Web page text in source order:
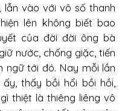
lẫn vào với vô số thanh
lên không biết bao
của đời đời ông bà
nước, chống giặc, tiến
ngữ tới đó. Nay mỗi lần
thấy bồi hổi bồi hồi,
thiệt là thiêng liêng vô